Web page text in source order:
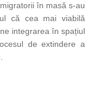
în masă s-au
că cea mai viabilă
integrarea în spațiul
de extindere a